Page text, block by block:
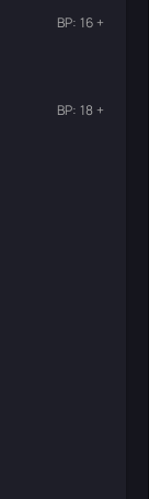
ВР: 16 +
ВР: 18 +